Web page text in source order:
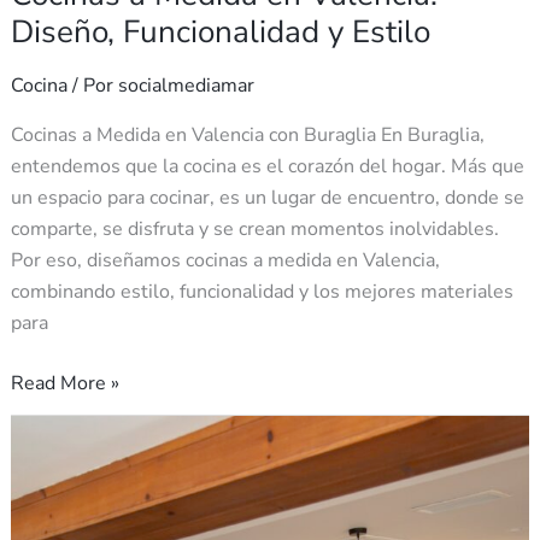
Diseño, Funcionalidad y Estilo
Cocina/ Por socialmediamar
Cocinas a Medida en Valencia con Buraglia En Buraglia,
entendemos que la cocina es el corazón del hogar. Más que
un espacio para cocinar, es un lugar de encuentro, donde se
comparte, se disfruta y se crean momentos inolvidables.
Por eso, diseñamos cocinas a medida en Valencia,
combinando estilo, funcionalidad y los mejores materiales
para
Read More »
con
estilo: